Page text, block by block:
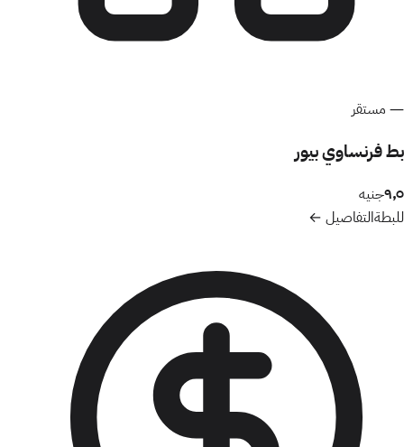
— مستقر
بط فرنساوي بيور
٩٫٥جنيه
للبطةالتفاصيل ←